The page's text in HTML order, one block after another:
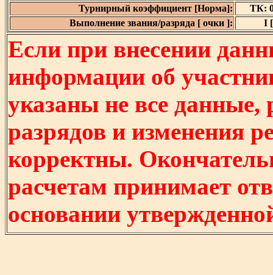
Турнирный коэффициент [Норма]:
ТК:
Выполнение звания/разряда [ очки ]:
I
Если при внесении
информации об
указаны не все
разрядов и изменения
корректны.
расчетам принимает
основании